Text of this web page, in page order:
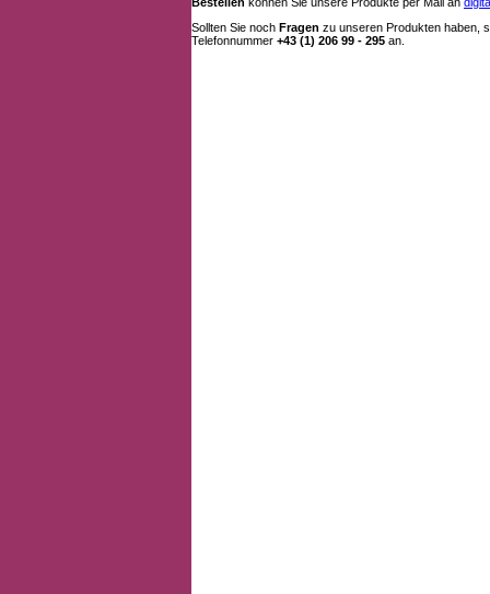
Sollten Sie noch Fragen zu unseren Produkten haben,
Telefonnummer +43 (1) 206 99 - 295 an.